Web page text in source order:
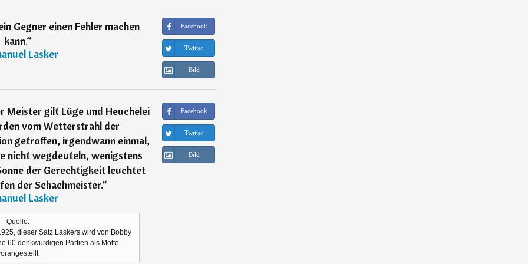
Gegner einen Fehler machen
kann.“
Lasker
Facebook
Twitter
Bild
Meister gilt Lüge und Heuchelei
vom Wetterstrahl der
getroffen, irgendwann einmal,
nicht wegdeuteln, wenigstens
der Gerechtigkeit leuchtet
der Schachmeister.“
Lasker
Quelle:
dieser Satz Laskers wird von Bobby
60 denkwürdigen Partien als Motto
Facebook
Twitter
Bild